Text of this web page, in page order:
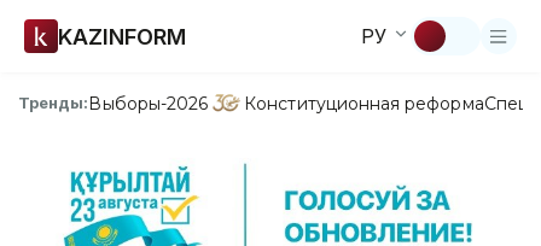
KAZINFORM РУ
Тренды:Выборы-2026 Конституционная реформа